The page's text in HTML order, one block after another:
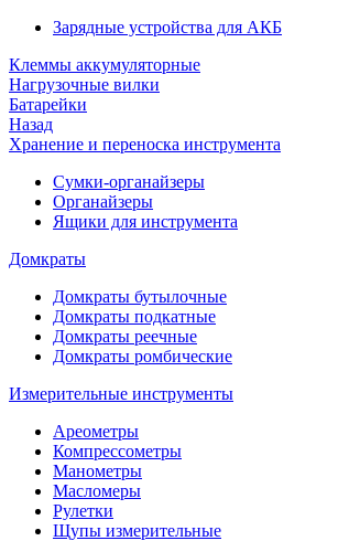
Зарядные устройства для АКБ
Клеммы аккумуляторные
Нагрузочные вилки
Батарейки
Назад
Хранение и переноска инструмента
Сумки-органайзеры
Органайзеры
Ящики для инструмента
Домкраты
Домкраты бутылочные
Домкраты подкатные
Домкраты реечные
Домкраты ромбические
Измерительные инструменты
Ареометры
Компрессометры
Манометры
Масломеры
Рулетки
Щупы измерительные